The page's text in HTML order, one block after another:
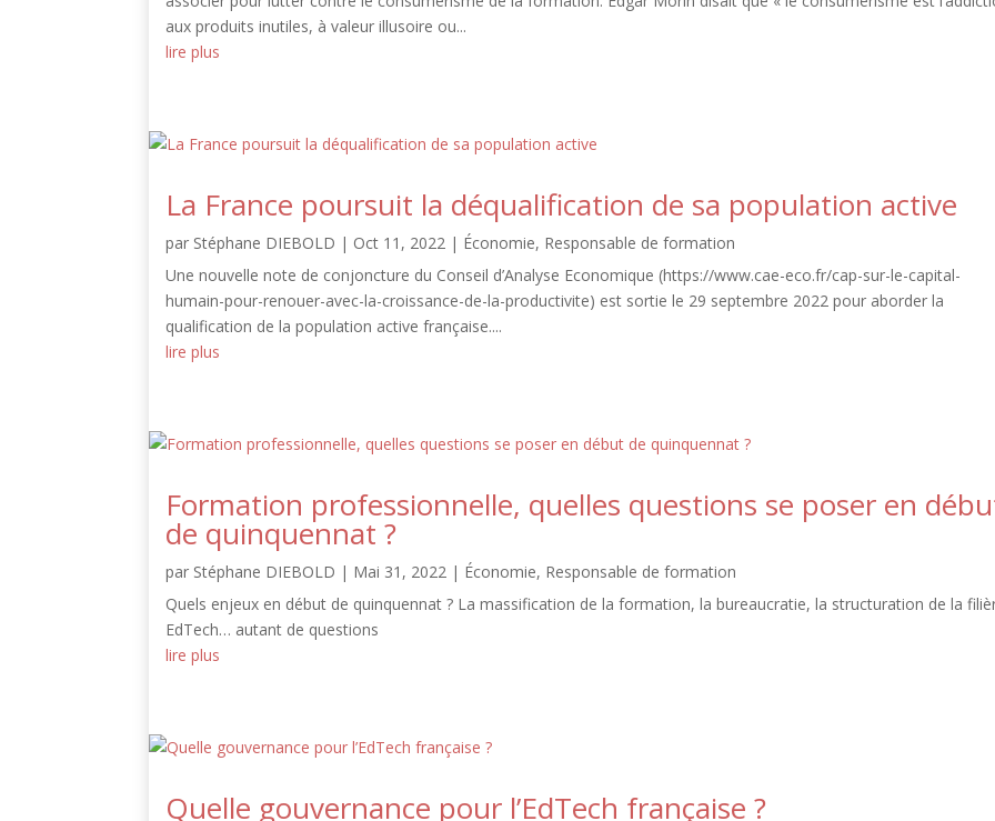
aux produits inutiles, à valeur illusoire ou...
lire plus
La France poursuit la déqualification de sa population active
par Stéphane DIEBOLD | Oct 11, 2022 | Économie, Responsable de formation
Une nouvelle note de conjoncture du Conseil d’Analyse Economique (https://www.cae-eco.fr/cap-sur-le-capital-
humain-pour-renouer-avec-la-croissance-de-la-productivite) est sortie le 29 septembre 2022 pour aborder la
qualification de la population active française....
lire plus
Formation professionnelle, quelles questions se poser en
de quinquennat ?
par Stéphane DIEBOLD | Mai 31, 2022 | Économie, Responsable de formation
Quels enjeux en début de quinquennat ? La massification de la formation, la bureaucratie, la structuration de la
EdTech… autant de questions
lire plus
Quelle gouvernance pour l’EdTech française ?